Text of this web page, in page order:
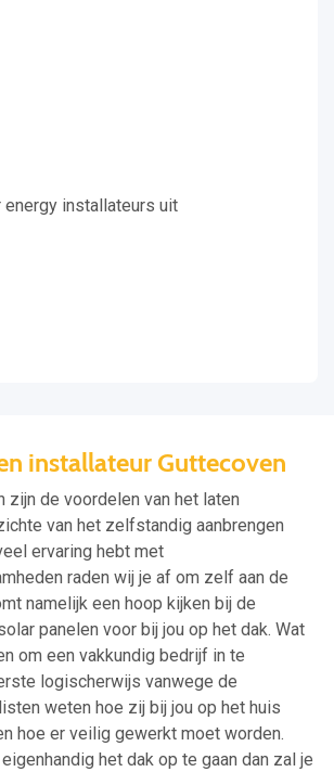
energy installateurs uit
installateur Guttecoven
zijn de voordelen van het laten
van het zelfstandig aanbrengen
ervaring hebt met
raden wij je af om zelf aan de
namelijk een hoop kijken bij de
panelen voor bij jou op het dak. Wat
om een vakkundig bedrijf in te
logischerwijs vanwege de
weten hoe zij bij jou op het huis
hoe er veilig gewerkt moet worden.
het dak op te gaan dan zal je